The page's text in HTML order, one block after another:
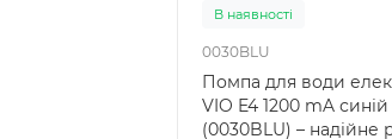
В наявностi
0030BLU
Помпа для води
VIO E4 1200 mA синій
(0030BLU) – надійне